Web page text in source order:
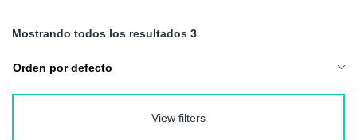
Mostrando todos los resultados 3
View filters